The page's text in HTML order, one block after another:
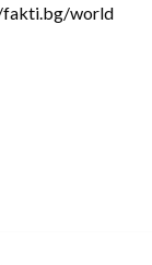
fakti.bg/world